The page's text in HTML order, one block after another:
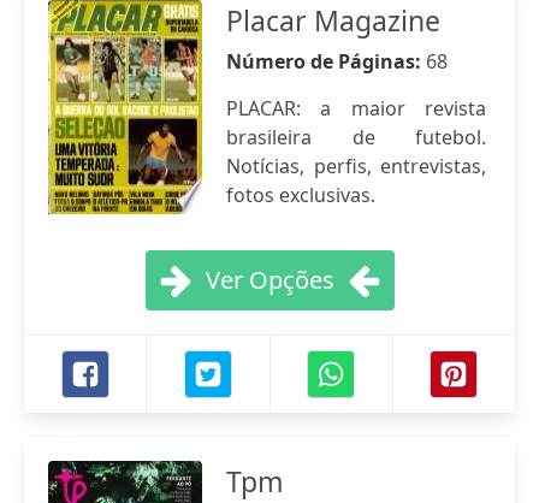
Placar Magazine
Número de Páginas: 68
PLACAR: a maior revista
brasileira de futebol.
Notícias, perfis, entrevistas,
fotos exclusivas.
Ver Opções
Tpm